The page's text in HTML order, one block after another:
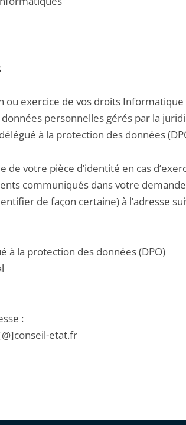
ou exercice de vos droits
personnelles gérés par la
à la protection des données
de votre pièce d’identité en cas
communiqués dans votre demande
de façon certaine) à l’adresse
à la protection des données (DPO)
:
etat.fr